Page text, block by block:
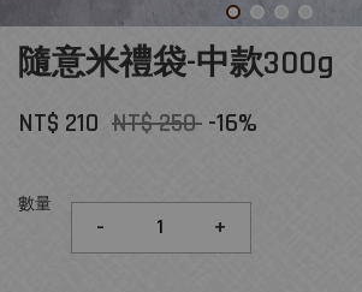
隨意米禮袋-中款300g
NT$ 210 NT$ 250 -16%
數量
- +